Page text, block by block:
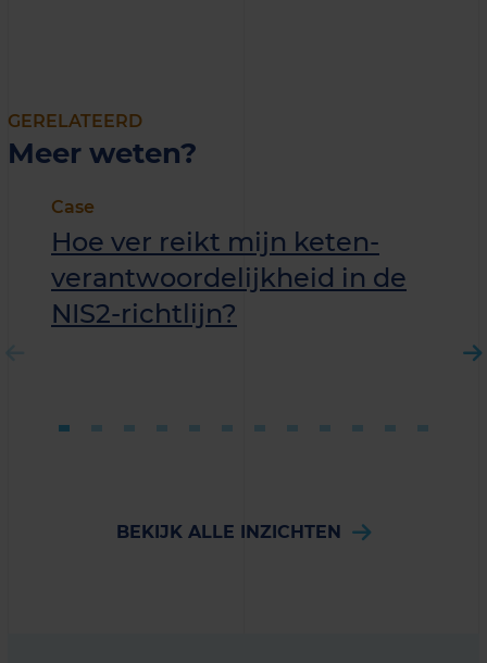
GERELATEERD
Meer weten?
Case
Hoe ver reikt mijn keten­
verantwoordelijkheid in de
NIS2-richtlijn?
BEKIJK ALLE INZICHTEN